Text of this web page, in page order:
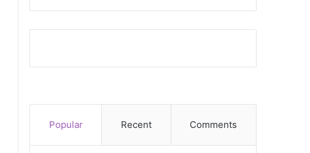
Popular Recent Comments